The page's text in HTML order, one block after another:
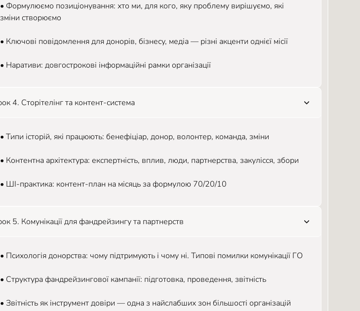
• Формулюємо позиціонування: хто ми, для кого, яку проблему вирішуємо, які
зміни створюємо
• Ключові повідомлення для донорів, бізнесу, медіа — різні акценти однієї місії
• Наративи: довгострокові інформаційні рамки організації
4. Сторітелінг та контент-система
• Типи історій, які працюють: бенефіціар, донор, волонтер, команда, зміни
• Контентна архітектура: експертність, вплив, люди, партнерства, закулісся, збори
• ШІ-практика: контент-план на місяць за формулою 70/20/10
5. Комунікації для фандрейзингу та партнерств
• Психологія донорства: чому підтримують і чому ні. Типові помилки комунікації ГО
• Структура фандрейзингової кампанії: підготовка, проведення, звітність
• Звітність як інструмент довіри — одна з найслабших зон більшості організацій